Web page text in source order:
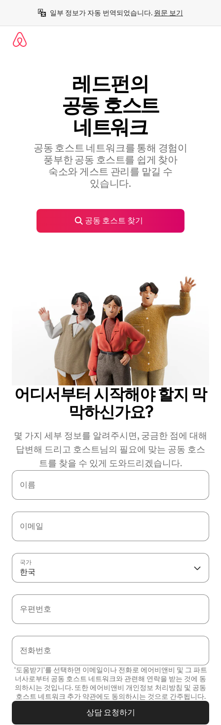
츠
일부 정보가 자동 번역되었습니다. 원문 보기
레드펀의
공⁠동 호⁠스⁠트
네⁠트⁠워⁠크
공동 호스트 네트워크를 통해 경험이
풍부한 공⁠동 호⁠스⁠트⁠를 쉽⁠게 찾⁠아
숙⁠소⁠와 게⁠스⁠트 관⁠리⁠를 맡⁠길 수
있⁠습⁠니⁠다⁠.
공동 호스트 찾기
어디서부터 시작해야 할지 막
막하신가요?
몇 가지 세부 정보를 알려주시면, 궁금한 점에 대해
답변해 드리고 호스트님의 필요에 맞는 공동 호스
트를 찾을 수 있게 도와드리겠습니다.
이름
이메일
국가
한국
우편번호
전화번호
'도움받기'를 선택하면 이메일이나 전화로 에어비앤비 및 그 파트
너사로부터 공동 호스트 네트워크와 관련해 연락을 받는 것에 동
의하시는 것입니다. 또한 에어비앤비 개인정보 처리방침 및 공동
호스트 네트워크 추가 약관에도 동의하시는 것으로 간주됩니다.
상담 요청하기